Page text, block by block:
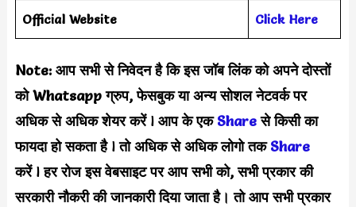
Official Website Click Here
Note: आप सभी से निवेदन है कि इस जॉब लिंक को अपने दोस्तों
को Whatsapp ग्रुप, फेसबुक या अन्य सोशल नेटवर्क पर
अधिक से अधिक शेयर करेंl आप के एकShareसे किसी का
फायदा हो सकता है lतो अधिक से अधिक लोगो तकShare
करें lहर रोज इस वेबसाइट पर आप सभी को, सभी प्रकार की
सरकारी नौकरी की जानकारी दिया जाता है। तो आप सभी प्रकार